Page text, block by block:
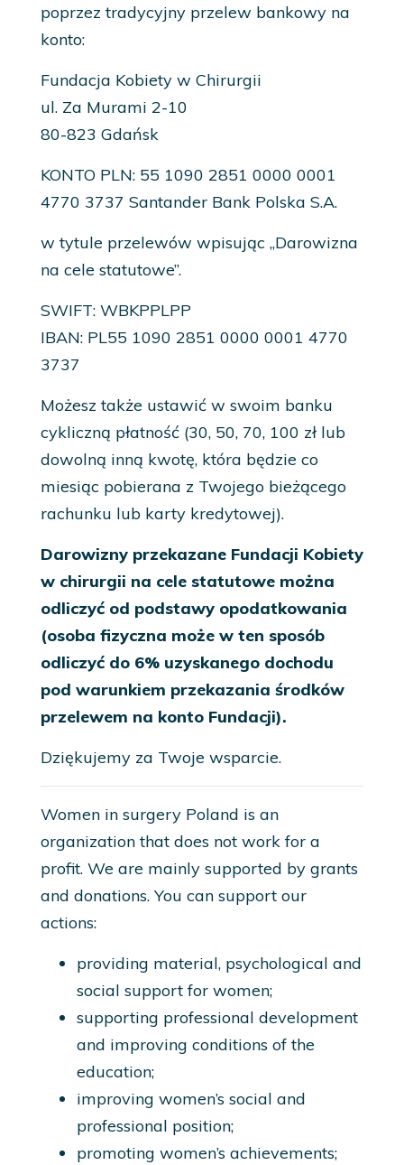
poprzez tradycyjny przelew bankowy na
konto:
Fundacja Kobiety w Chirurgii
ul. Za Murami 2-10
80-823 Gdańsk
KONTO PLN: 55 1090 2851 0000 0001
4770 3737 Santander Bank Polska S.A.
w tytule przelewów wpisując „Darowizna
na cele statutowe”.
SWIFT: WBKPPLPP
IBAN: PL55 1090 2851 0000 0001 4770
3737
Możesz także ustawić w swoim banku
cykliczną płatność (30, 50, 70, 100 zł lub
dowolną inną kwotę, która będzie co
miesiąc pobierana z Twojego bieżącego
rachunku lub karty kredytowej).
Darowizny przekazane Fundacji Kobiety
w chirurgii na cele statutowe można
odliczyć od podstawy opodatkowania
(osoba fizyczna może w ten sposób
odliczyć do 6% uzyskanego dochodu
pod warunkiem przekazania środków
przelewem na konto Fundacji).
Dziękujemy za Twoje wsparcie.
Women in surgery Poland is an
organization that does not work for a
profit. We are mainly supported by grants
and donations. You can support our
actions:
providing material, psychological and
social support for women;
supporting professional development
and improving conditions of the
education;
improving women’s social and
professional position;
promoting women’s achievements;